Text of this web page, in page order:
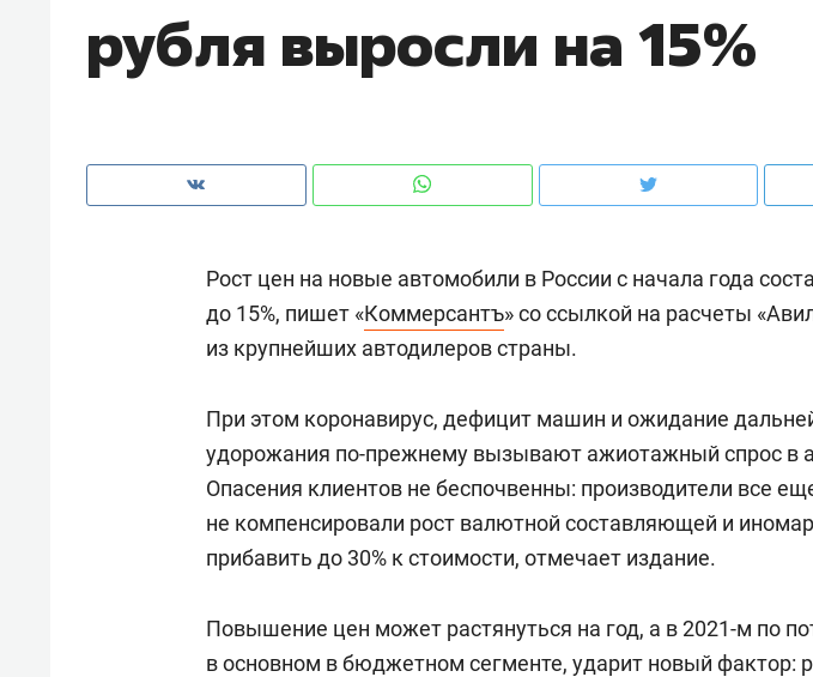
рубля выросли на 15%
Рост цен на новые автомобили в России с начала года
до 15%, пишет «Коммерсантъ» со ссылкой на расчеты
из крупнейших автодилеров страны.
При этом коронавирус, дефицит машин и ожидание
удорожания по-прежнему вызывают ажиотажный спрос в
Опасения клиентов не беспочвенны: производители все
не компенсировали рост валютной составляющей и
прибавить до 30% к стоимости, отмечает издание.
Повышение цен может растянуться на год, а в 2021-м по
в основном в бюджетном сегменте, ударит новый фактор:
чем интересен Оман?
о трехкратном росте цен,
клиентах и чудных запросах
Рекомендуем
Как ГК «МИР ГРУПП» и ВТБ
создают оазис жилого
комфорта под Казанью
Рекомендуем
150 камер до квартиры и Face
ID вместо ключа: какой будет
безопасность в ЖК «Нова»